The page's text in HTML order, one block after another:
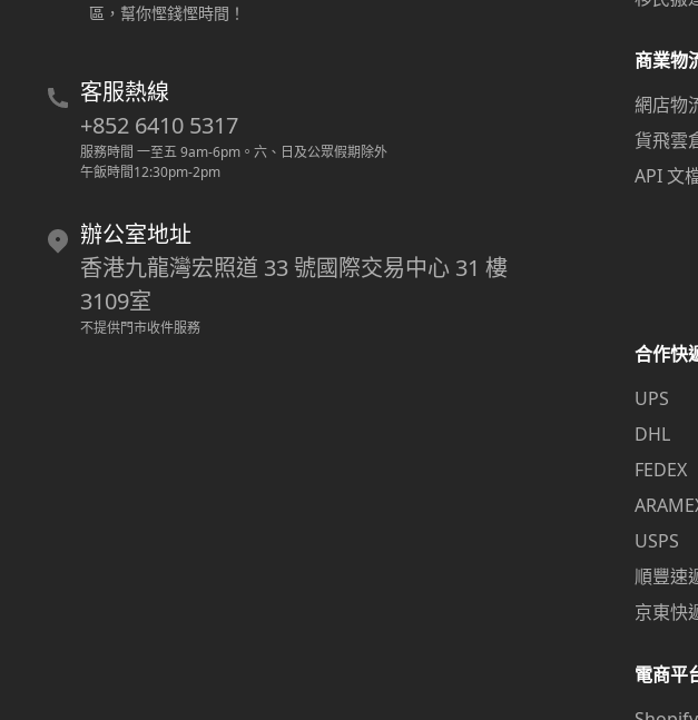
區，幫你慳錢慳時間！
客服熱線
+852 6410 5317
服務時間 一至五 9am-6pm 。 六、日及公眾假期除外
午飯時間12:30pm-2pm
辦公室地址
香港九龍灣宏照道 33 號國際交易中心 31 樓
3109室
不提供門市收件服務
商業物
網店物
貨飛雲
API 文
合作快
UPS
DHL
FEDEX
USPS
順豐速
京東快
電商平